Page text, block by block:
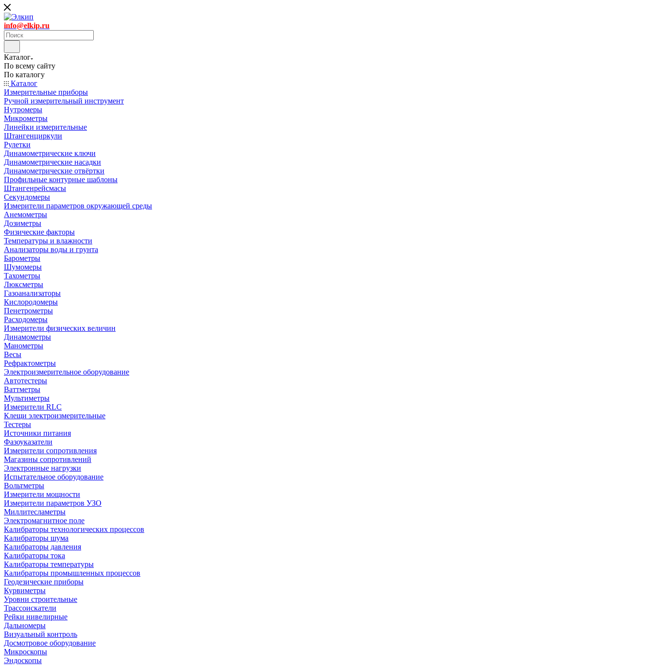
info@elkip.ru
Каталог
По всему сайту
По каталогу
Каталог
Измерительные приборы
Ручной измерительный инструмент
Нутромеры
Микрометры
Линейки измерительные
Штангенциркули
Рулетки
Динамометрические ключи
Динамометрические насадки
Динамометрические отвёртки
Профильные контурные шаблоны
Штангенрейсмасы
Секундомеры
Измерители параметров окружающей среды
Анемометры
Дозиметры
Физические факторы
Температуры и влажности
Анализаторы воды и грунта
Барометры
Шумомеры
Тахометры
Люксметры
Газоанализаторы
Кислородомеры
Пенетрометры
Расходомеры
Измерители физических величин
Динамометры
Манометры
Весы
Рефрактометры
Электроизмерительное оборудование
Автотестеры
Ваттметры
Мультиметры
Измерители RLC
Клещи электроизмерительные
Тестеры
Источники питания
Фазоуказатели
Измерители сопротивления
Магазины сопротивлений
Электронные нагрузки
Испытательное оборудование
Вольтметры
Измерители мощности
Измерители параметров УЗО
Миллитесламетры
Электромагнитное поле
Калибраторы технологических процессов
Калибраторы шума
Калибраторы давления
Калибраторы тока
Калибраторы температуры
Калибраторы промышленных процессов
Геодезические приборы
Курвиметры
Уровни строительные
Трассоискатели
Рейки нивелирные
Дальномеры
Визуальный контроль
Досмотровое оборудование
Микроскопы
Эндоскопы